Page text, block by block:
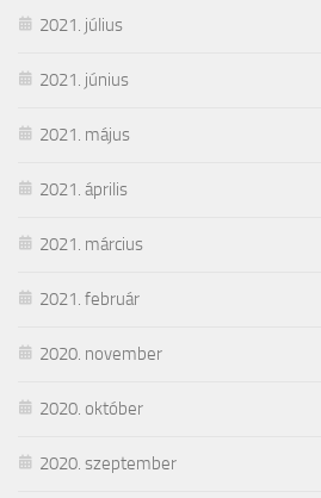
2021. július
2021. június
2021. május
2021. április
2021. március
2021. február
2020. november
2020. október
2020. szeptember